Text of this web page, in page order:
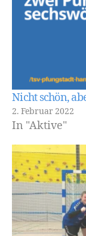
Nicht schön,
2. Februar 2022
In "Aktive"